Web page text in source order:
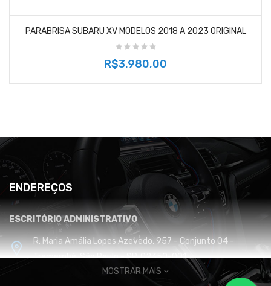
PARABRISA SUBARU XV MODELOS 2018 A 2023 ORIGINAL
R$3.980,00
ENDEREÇOS
ESCRITÓRIO ADMINISTRATIVO
R. Maria Amália Lopes Azevedo, 957 - Conjunto 04 -
Tremembé, São Paulo - SP, 02350-001
MOSTRAR MAIS